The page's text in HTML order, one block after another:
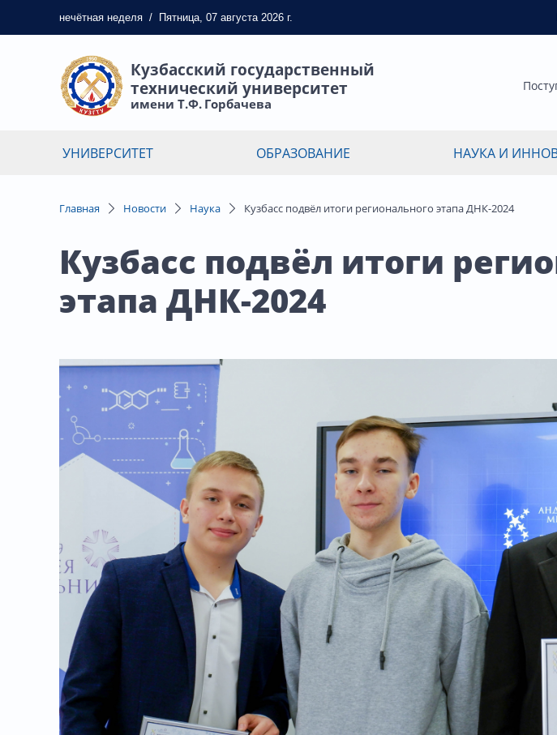
нечётная неделя / Пятница, 07 августа 2026 г.
Кузбасский государственный
технический университет
имени Т.Ф. Горбачева
УНИВЕРСИТЕТ ОБРАЗОВАНИЕ НАУКА И
Главная Новости Наука Кузбасс подвёл итоги регионального этапа ДНК-2024
Кузбасс подвёл итоги
этапа ДНК-2024